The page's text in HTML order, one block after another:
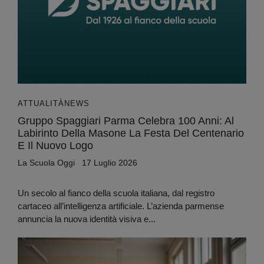
ATTUALITÀ NEWS
Gruppo Spaggiari Parma Celebra 100 Anni: Al
Labirinto Della Masone La Festa Del Centenario
E Il Nuovo Logo
La Scuola Oggi 17 Luglio 2026
Un secolo al fianco della scuola italiana, dal registro
cartaceo all’intelligenza artificiale. L’azienda parmense
annuncia la nuova identità visiva e...